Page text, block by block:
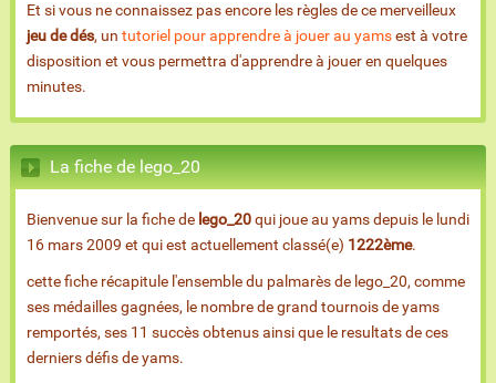
Et si vous ne connaissez pas encore les règles de ce merveilleux
jeu de dés, un tutoriel pour apprendre à jouer au yamsest à votre
disposition et vous permettra d'apprendre à jouer en quelques
minutes.
La fiche de lego_20
Bienvenue sur la fiche de lego_20qui joue au yams depuis le lundi
16 mars 2009 et qui est actuellement classé(e) 1222ème.
cette fiche récapitule l'ensemble du palmarès de lego_20, comme
ses médailles gagnées, le nombre de grand tournois de yams
remportés, ses 11 succès obtenus ainsi que le resultats de ces
derniers défis de yams.